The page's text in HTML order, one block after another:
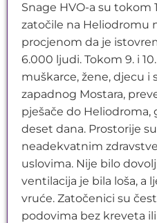
Snage HVO-a su tokom
zatočile na Heliodromu
procjenom da je
6.000 ljudi. Tokom 9. i
muškarce, žene, djecu i
zapadnog Mostara,
pješače do Heliodroma,
deset dana. Prostorije
neadekvatnim
uslovima. Nije bilo
ventilacija je bila loša, a
vruće. Zatočenici su
podovima bez kreveta